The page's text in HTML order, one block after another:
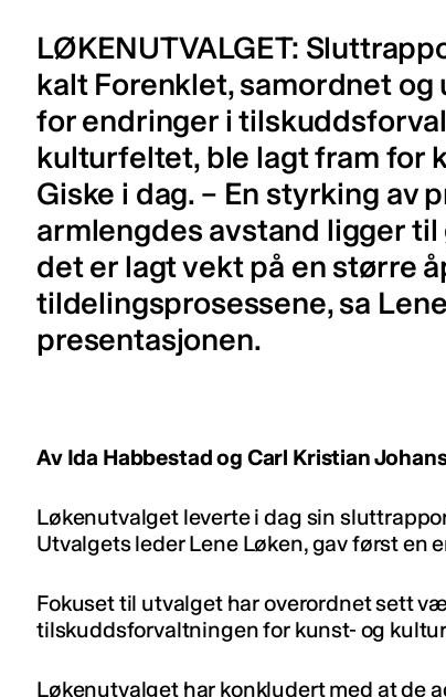
LØKENUTVALGET:
kalt Forenklet, samordnet og
for endringer i
kulturfeltet, ble lagt fram for
Giske i dag. – En styrking av
armlengdes avstand ligger
det er lagt vekt på en større
tildelingsprosessene, sa
presentasjonen.
Av Ida Habbestad og Carl Kristian
Løkenutvalget leverte i dag sin
Utvalgets leder Lene Løken, gav først en
Fokuset til utvalget har overordnet sett
tilskuddsforvaltningen for kunst- og
Løkenutvalget har konkludert med at de